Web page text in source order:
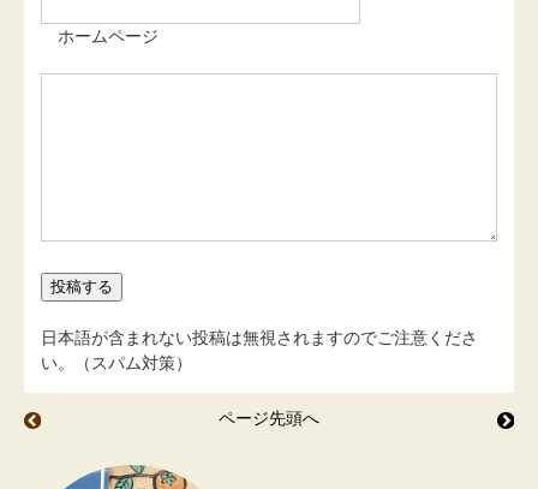
ホームページ
日本語が含まれない投稿は無視されますのでご注意くださ
い。（スパム対策）
ページ先頭へ